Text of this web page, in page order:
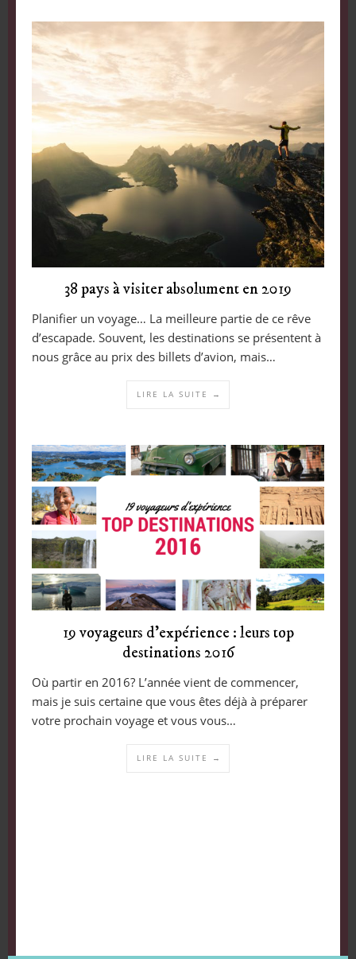
38 pays à visiter absolument en 2019
Planifier un voyage… La meilleure partie de ce rêve
d’escapade. Souvent, les destinations se présentent à
nous grâce au prix des billets d’avion, mais…
LIRE LA SUITE →
19 voyageurs d’expérience : leurs top
destinations 2016
Où partir en 2016? L’année vient de commencer,
mais je suis certaine que vous êtes déjà à préparer
votre prochain voyage et vous vous…
LIRE LA SUITE →